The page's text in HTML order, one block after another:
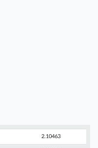
2.10463